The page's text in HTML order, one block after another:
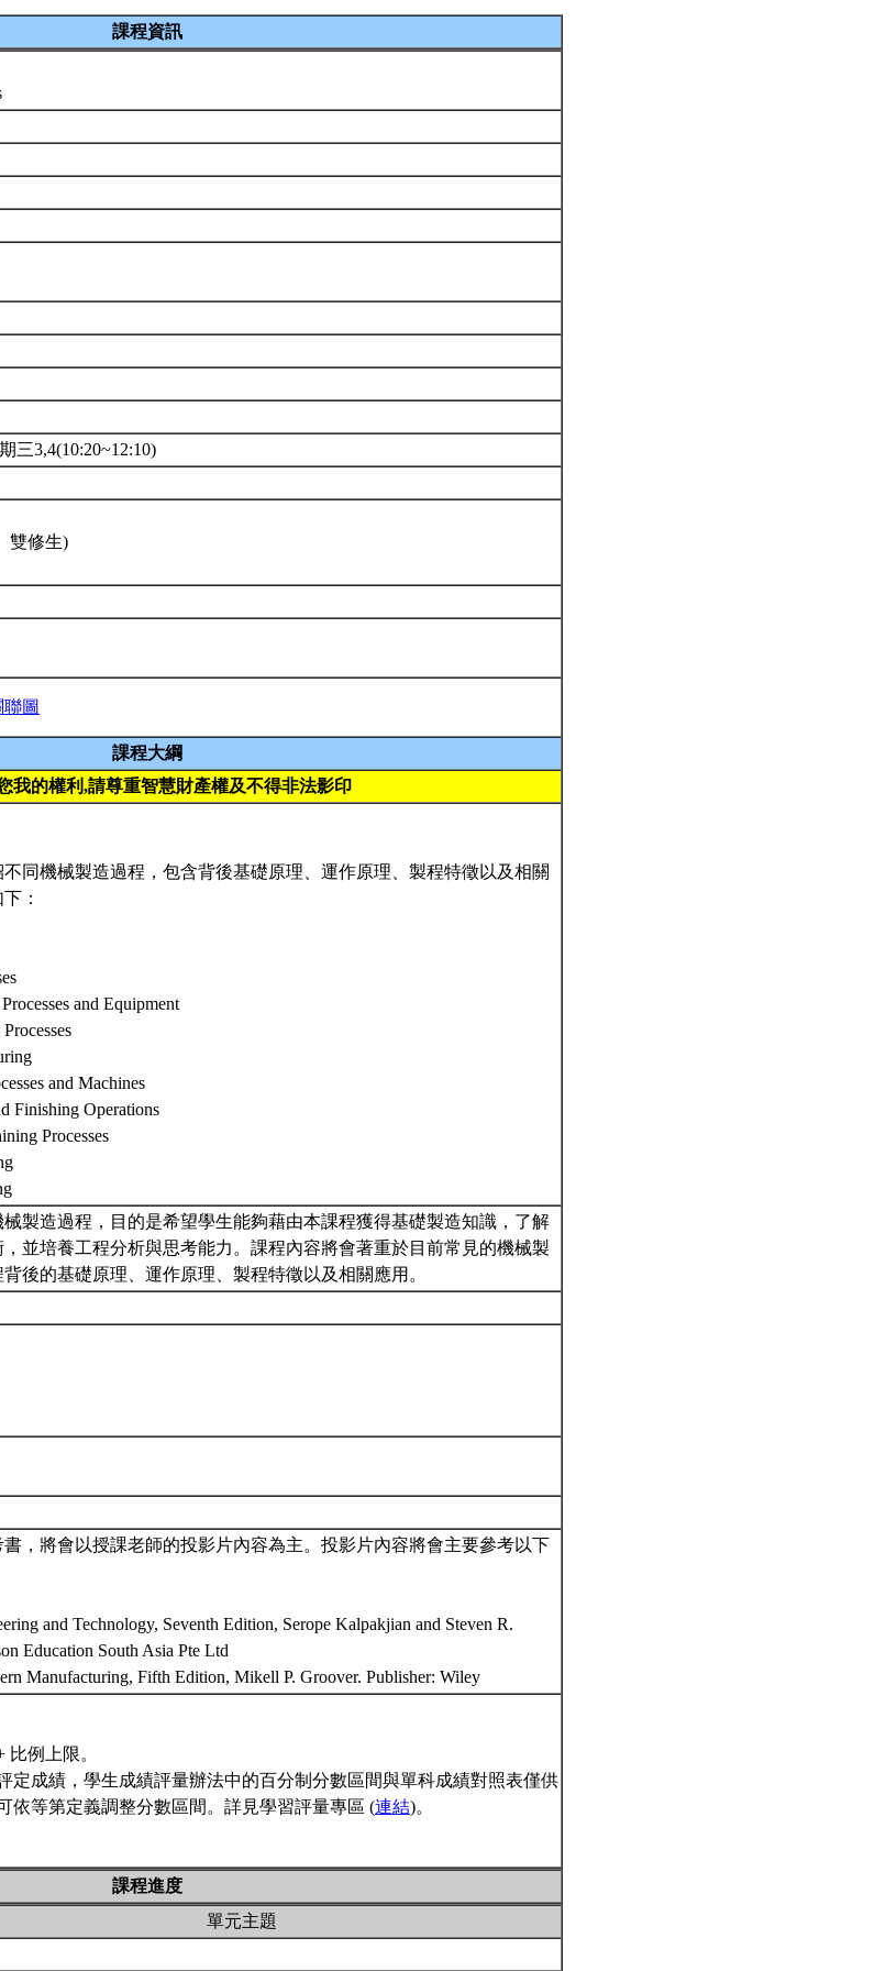
課程資訊
三3,4(10:20~12:10)
雙修生)
圖
課程大綱
我的權利,請尊重智慧財產權及不得非法影印
同機械製造過程，包含背後基礎原理、運作原理、製程特徵以及相關
：
and Equipment
and Machines
Finishing Operations
Processes
製造過程，目的是希望學生能夠藉由本課程獲得基礎製造知識，了解
並培養工程分析與思考能力。課程內容將會著重於目前常見的機械製
後的基礎原理、運作原理、製程特徵以及相關應用。
，將會以授課老師的投影片內容為主。投影片內容將會主要參考以下
and Technology, Seventh Edition, Serope Kalpakjian and Steven R.
Education South Asia Pte Ltd
Manufacturing, Fifth Edition, Mikell P. Groover. Publisher: Wiley
例上限。
定成績，學生成績評量辦法中的百分制分數區間與單科成績對照表僅供
依等第定義調整分數區間。詳見學習評量專區 (連結)。
課程進度
單元主題